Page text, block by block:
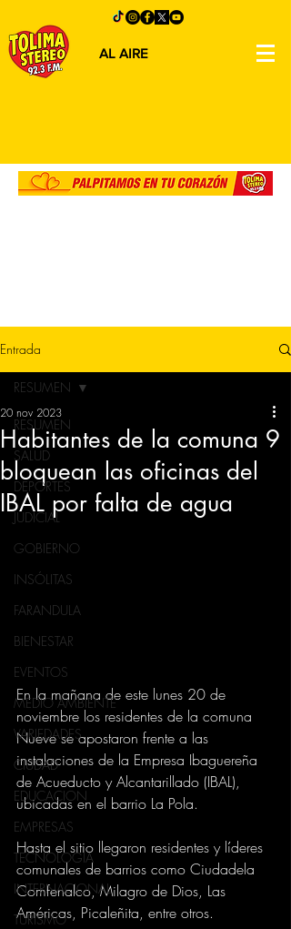
AL AIRE
Entrada
RESUMEN
SALUD
DEPORTES
JUDICIAL
GOBIERNO
INSÓLITAS
FARANDULA
BIENESTAR
EVENTOS
MEDIO AMBIENTE
VARIEDADES
CIUDAD
EDUCACION
EMPRESAS
TECNOLOGIA
INTERNACIONAL
TURISMO
RESUMEN
Habitantes de la comuna 9
bloquean las oficinas del
IBAL por falta de agua
20 nov 2023
En la mañana de este lunes 20 de
noviembre los residentes de la comuna
Nueve se apostaron frente a las
instalaciones de la Empresa Ibaguereña
de Acueducto y Alcantarillado (IBAL),
ubicadas en el barrio La Pola.
Hasta el sitio llegaron residentes y líderes
comunales de barrios como Ciudadela
Comfenalco, Milagro de Dios, Las
Américas, Picaleñita, entre otros.